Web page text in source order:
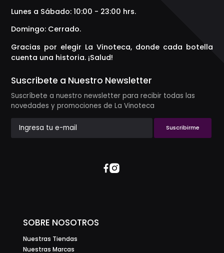
Lunes a Sábado: 10:00 - 23:00 hrs.
Domingo: Cerrado.
Gracias por elegir La Vinoteca, donde cada botella
cuenta una historia. ¡Salud!
Suscribete a Nuestro Newsletter
Suscríbete a nuestro newsletter para recibir todas las
novedades y promociones de La Vinoteca
Suscribirme
SOBRE NOSOTROS
Nuestras Tiendas
Nuestras Marcas